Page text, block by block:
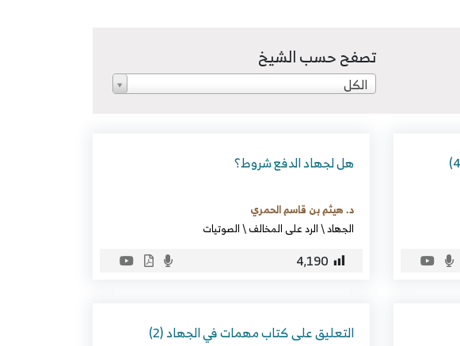
تصفح حسب الشيخ
الكل
هل لجهاد الدفع شروط؟
د. هيثم بن قاسم الحمري
الجهاد\الرد على المخالف\الصوتيات
4٬190
التعليق على كتاب مهمات في الجهاد (2)